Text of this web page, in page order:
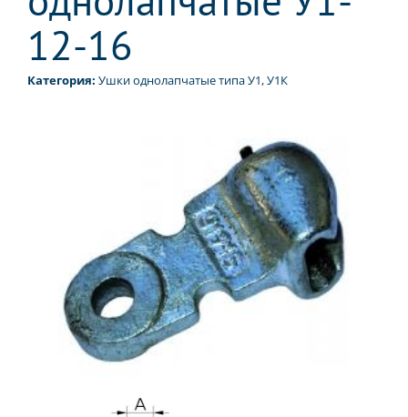
12-16
Категория: Ушки однолапчатые типа У1, У1К